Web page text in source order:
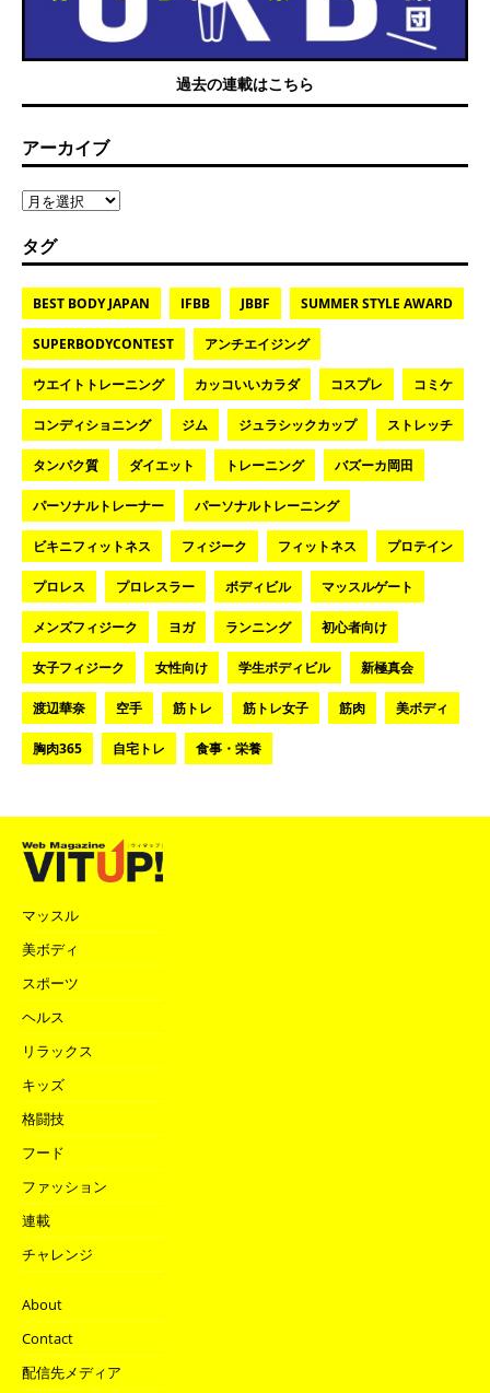
過去の連載はこちら
アーカイブ
タグ
BEST BODY JAPAN IFBB JBBF SUMMER STYLE AWARD
SUPERBODYCONTEST アンチエイジング
ウエイトトレーニング カッコいいカラダ コスプレ コミケ
コンディショニング ジム ジュラシックカップ ストレッチ
タンパク質 ダイエット トレーニング バズーカ岡田
パーソナルトレーナー パーソナルトレーニング
ビキニフィットネス フィジーク フィットネス プロテイン
プロレス プロレスラー ボディビル マッスルゲート
メンズフィジーク ヨガ ランニング 初心者向け
女子フィジーク 女性向け 学生ボディビル 新極真会
渡辺華奈 空手 筋トレ 筋トレ女子 筋肉 美ボディ
胸肉365 自宅トレ 食事・栄養
マッスル
美ボディ
スポーツ
ヘルス
リラックス
キッズ
格闘技
フード
ファッション
連載
チャレンジ
About
Contact
配信先メディア